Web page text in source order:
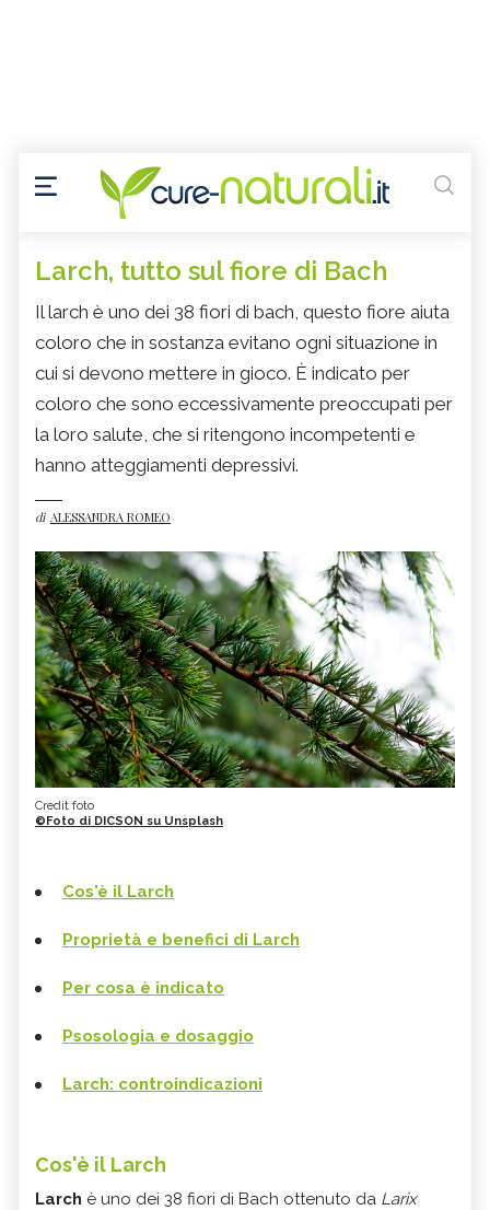
Larch, tutto sul fiore di Bach
Il larch è uno dei 38 fiori di bach, questo fiore aiuta
coloro che in sostanza evitano ogni situazione in
cui si devono mettere in gioco. È indicato per
coloro che sono eccessivamente preoccupati per
la loro salute, che si ritengono incompetenti e
hanno atteggiamenti depressivi.
di ALESSANDRA ROMEO
Credit foto
©Foto di DICSON su Unsplash
Cos'è il Larch
Proprietà e benefici di Larch
Per cosa è indicato
Psosologia e dosaggio
Larch: controindicazioni
Cos'è il Larch
Larch è uno dei 38 fiori di Bach ottenuto da Larix